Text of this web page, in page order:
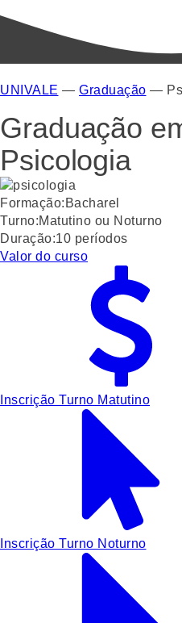
UNIVALE — Graduação —
Graduação
Psicologia
Formação: Bacharel
Turno:Matutino ou Noturno
Duração:10 períodos
Valor do curso
Inscrição Turno Matutino
Inscrição Turno Noturno